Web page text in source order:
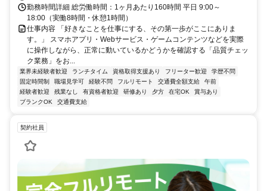
勤務時間詳細 総労働時間：1ヶ月あたり160時間 平日 9:00～
18:00（実働8時間・休憩1時間）
仕事内容 「好きなことを仕事にする、その第一歩がここにありま
す。」 スマホアプリ・Webサービス・ゲームコンテンツなどを実際
に操作しながら、正常に動いているかどうかを確認する「品質チェッ
ク業務」をお...
業界未経験者歓迎 ランチタイム 資格取得支援あり フリーター歓迎
学歴不問
固定時間制
職場見学可 経験不問 フルリモート 交通費全額支給
午前
経験者歓迎
残業なし 有資格者歓迎 研修あり 夕方 在宅OK
賞与あり
ブランクOK
交通費支給
契約社員